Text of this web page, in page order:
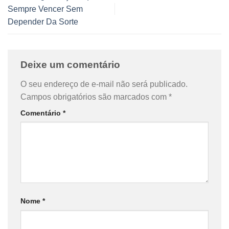
Sempre Vencer Sem
Depender Da Sorte
Deixe um comentário
O seu endereço de e-mail não será publicado.
Campos obrigatórios são marcados com *
Comentário *
Nome *